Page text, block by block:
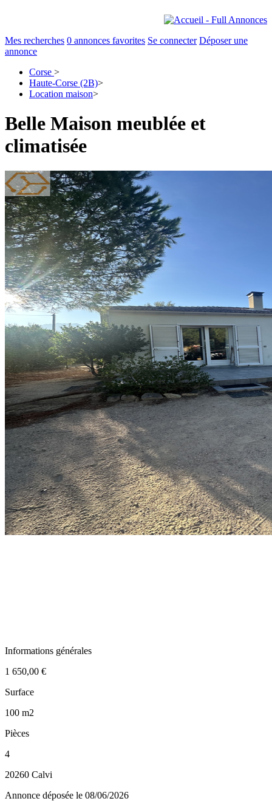
Mes recherches 0 annonces favorites Se connecter Déposer une
annonce
Corse >
Haute-Corse (2B)>
Location maison>
Belle Maison meublée et
climatisée
Informations générales
1 650,00 €
Surface
100 m2
Pièces
4
20260 Calvi
Annonce déposée le 08/06/2026